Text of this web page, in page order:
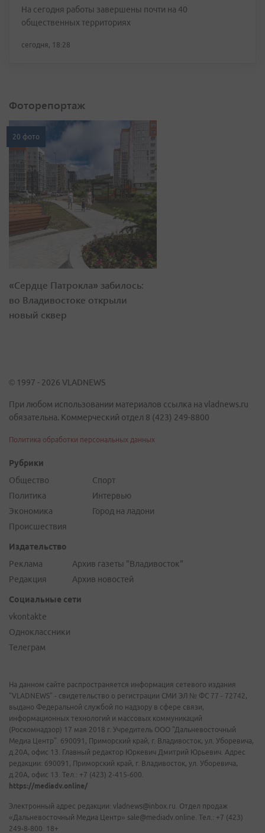
На сегодня работы завершены почти на 40
общественных территориях
сегодня, 18:28
Фоторепортаж
20 фото
«Сердце Патрокла» забилось:
во Владивостоке открыли
новый сквер
© 1997 - 2026 VLADNEWS
При любом использовании материалов ссылка на vladnews.ru
обязательна. Коммерческий отдел 8 (423) 249-8800
Политика обработки персональных данных
Рубрики
Общество
Политика
Экономика
Происшествия
Спорт
Интервью
Город на ладони
Издательство
Реклама
Редакция
Архив газеты "Владивосток"
Архив новостей
Социальные сети
vkontakte
Одноклассники
Телеграм
На данном сайте распространяется информация сетевого издания
"VLADNEWS" - свидетельство о регистрации СМИ ЭЛ № ФС 77 - 72742,
выдано Федеральной службой по надзору в сфере связи,
информационных технологий и массовых коммуникаций
(Роскомнадзор) 17 мая 2018 г. Учредитель ООО "Дальневосточный
Медиа Центр". 690091, Приморский край, г. Владивосток, ул. Уборевича,
д.20А, офис 13. Главный редактор Юркевич Дмитрий Юрьевич. Адрес
редакции: 690091, Приморский край, г. Владивосток, ул. Уборевича,
д.20А, офис 13. Тел.: +7 (423) 2-415-600.
https://mediadv.online/
Электронный адрес редакции: vladnews@inbox.ru. Отдел продаж
«Дальневосточный Медиа Центр» sale@mediadv.online. Тел.: +7 (423)
249-8-800. 18+